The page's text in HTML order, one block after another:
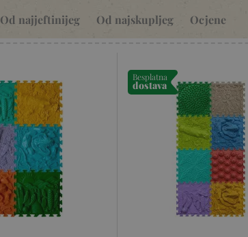
Od najjeftinijeg Od najskupljeg Ocjene
Besplatna
dostava